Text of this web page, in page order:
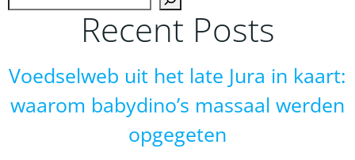
Recent Posts
Voedselweb uit het late Jura in kaart:
waarom babydino’s massaal werden
opgegeten